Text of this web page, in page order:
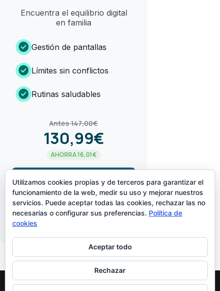
Encuentra el equilibrio digital
en familia
check_circle Gestión de pantallas
check_circle Límites sin conflictos
check_circle Rutinas saludables
Antes 147,00€
130,99€
AHORRA 16,01€
¡LO QUIERO!arrow_forward
CREADO POR
Utilizamos cookies propias y de terceros para garantizar el
funcionamiento de la web, medir su uso y mejorar nuestros
servicios. Puede aceptar todas las cookies, rechazar las no
necesarias o configurar sus preferencias. Política de
cookies
Aceptar todo
Rechazar